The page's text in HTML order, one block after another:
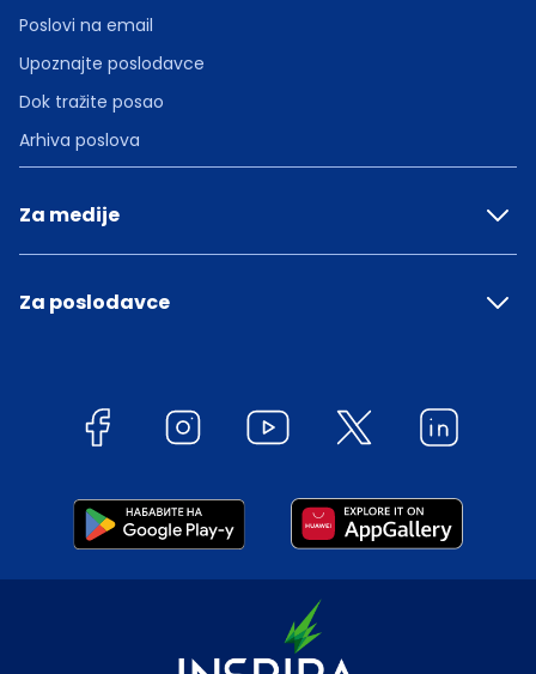
Poslovi na email
Upoznajte poslodavce
Dok tražite posao
Arhiva poslova
Za medije
Za poslodavce